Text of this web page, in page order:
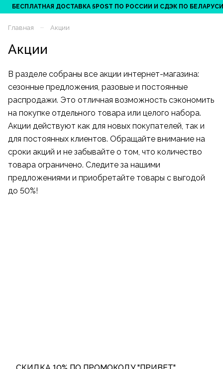
БЕСПЛАТНАЯ ДОСТАВКА 5POST ПО РОССИИ И СДЭК ПО БЕЛАРУСИ
Главная – Акции
Акции
В разделе собраны все акции интернет-магазина:
сезонные предложения, разовые и постоянные
распродажи. Это отличная возможность сэкономить
на покупке отдельного товара или целого набора.
Акции действуют как для новых покупателей, так и
для постоянных клиентов. Обращайте внимание на
сроки акций и не забывайте о том, что количество
товара ограничено. Следите за нашими
предложениями и приобретайте товары с выгодой
до 50%!